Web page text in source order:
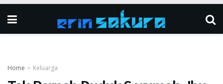
Home Keluarga